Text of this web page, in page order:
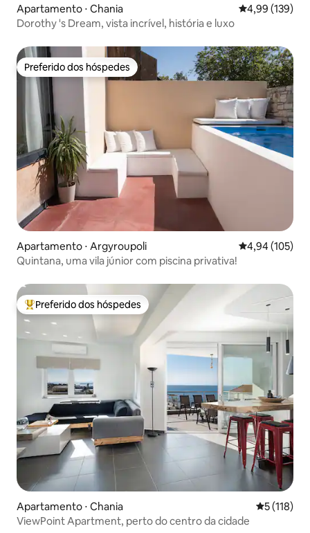
Apartamento ⋅ Chania 4,99 de uma
4,99 (139)
Dorothy 's Dream, vista incrível, história e luxo
Preferido dos hóspedes
Preferido dos hóspedes
Apartamento ⋅ Argyroupoli 4,94 de uma
4,94 (105)
Quintana, uma vila júnior com piscina privativa!
Entre os melhores preferidos dos hóspedes
Preferido dos hóspedes
Apartamento ⋅ Chania 5 de uma
5 (118)
ViewPoint Apartment, perto do centro da cidade